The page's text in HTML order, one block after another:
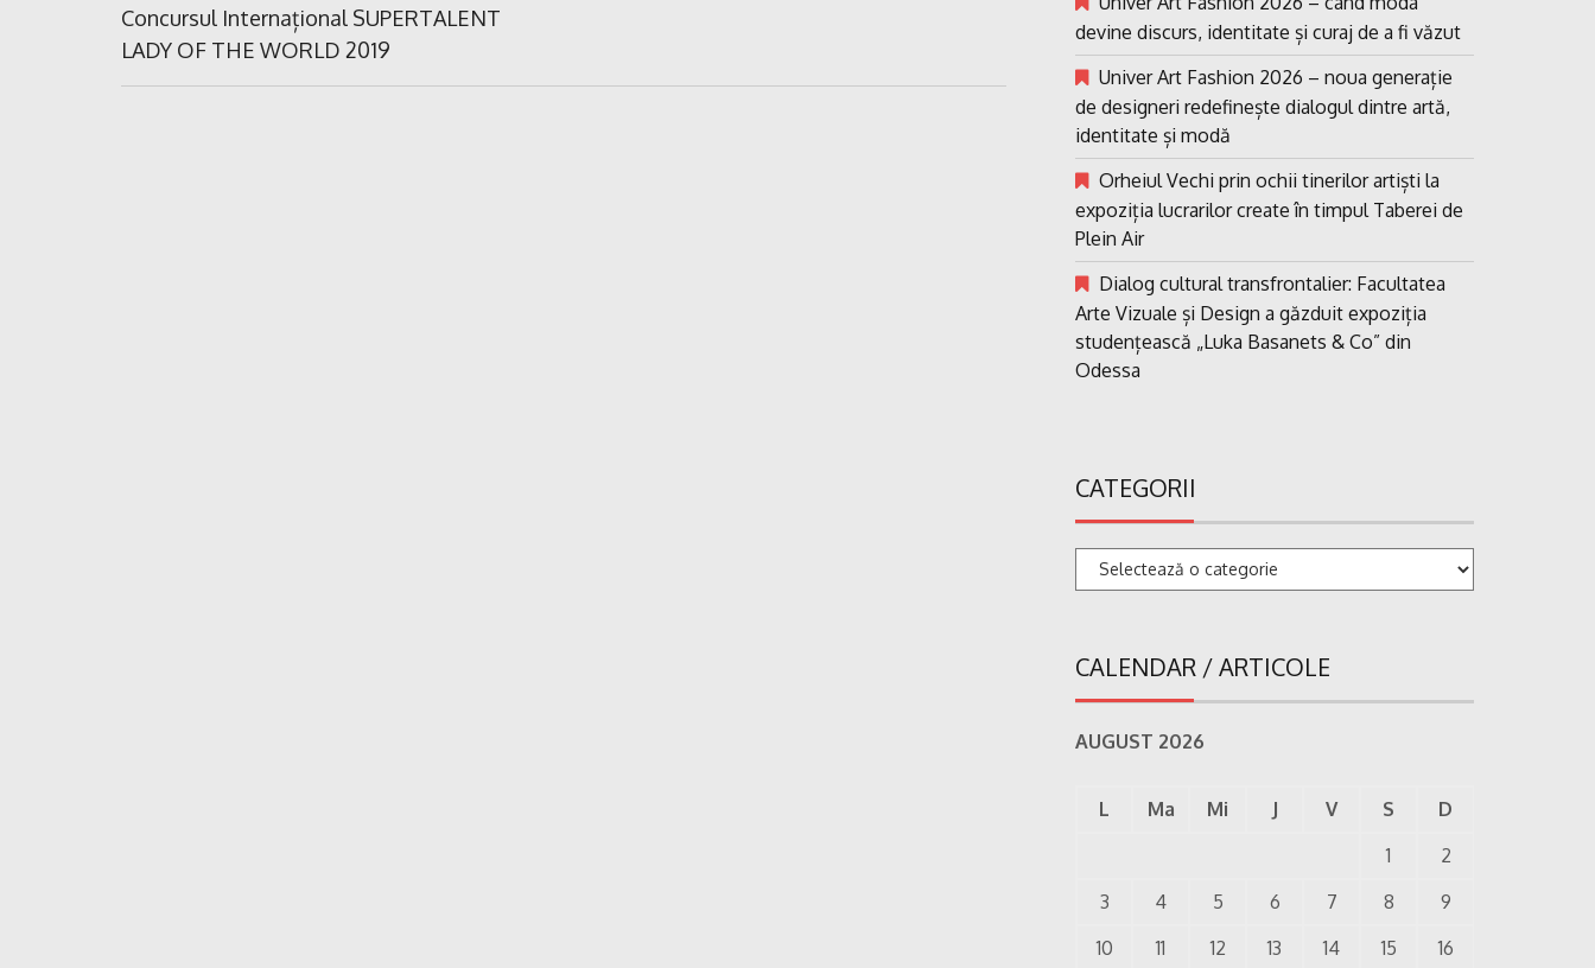
în
articole
Previous
Post:
Concursul Internațional SUPERTALENT
LADY OF THE WORLD 2019
devine discurs, identitate și curaj de a fi văzut
Univer Art Fashion 2026 – noua generație
de designeri redefinește dialogul dintre artă,
identitate și modă
Orheiul Vechi prin ochii tinerilor artiști la
expoziția lucrarilor create în timpul Taberei de
Plein Air
Dialog cultural transfrontalier: Facultatea
Arte Vizuale și Design a găzduit expoziția
studențească „Luka Basanets & Co” din
Odessa
CATEGORII
Categorii
CALENDAR / ARTICOLE
AUGUST 2026
L Ma Mi J V S
D
1
2
3
4 5 6 7 8
9
10
11 12 13 14 15
16